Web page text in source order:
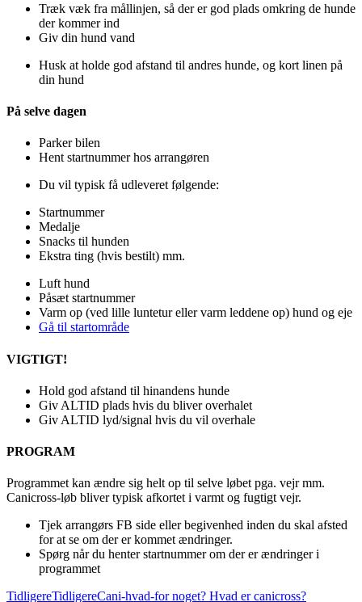
Træk væk fra mållinjen, så der er god plads omkring de hunde
der kommer ind
Giv din hund vand
Husk at holde god afstand til andres hunde, og kort linen på
din hund
På selve dagen
Parker bilen
Hent startnummer hos arrangøren
Du vil typisk få udleveret følgende:
Startnummer
Medalje
Snacks til hunden
Ekstra ting (hvis bestilt) mm.
Luft hund
Påsæt startnummer
Varm op (ved lille luntetur eller varm leddene op) hund og eje
Gå til startområde
VIGTIGT!
Hold god afstand til hinandens hunde
Giv ALTID plads hvis du bliver overhalet
Giv ALTID lyd/signal hvis du vil overhale
PROGRAM
Programmet kan ændre sig helt op til selve løbet pga. vejr mm.
Canicross-løb bliver typisk afkortet i varmt og fugtigt vejr.
Tjek arrangørs FB side eller begivenhed inden du skal afsted
for at se om der er kommet ændringer.
Spørg når du henter startnummer om der er ændringer i
programmet
TidligereTidligereCani-hvad-for noget? Hvad er canicross?